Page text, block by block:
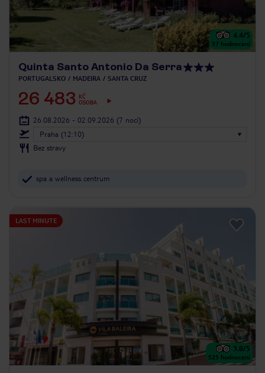
4.4/5
57 hodnocení
Quinta Santo Antonio Da Serra
PORTUGALSKO MADEIRA SANTA CRUZ
26 483
KČ
OSOBA
26.08.2026 - 02.09.2026 (7 nocí)
Praha (12:10)
Bez stravy
spa a wellness centrum
LAST MINUTE
3.8/5
525 hodnocení